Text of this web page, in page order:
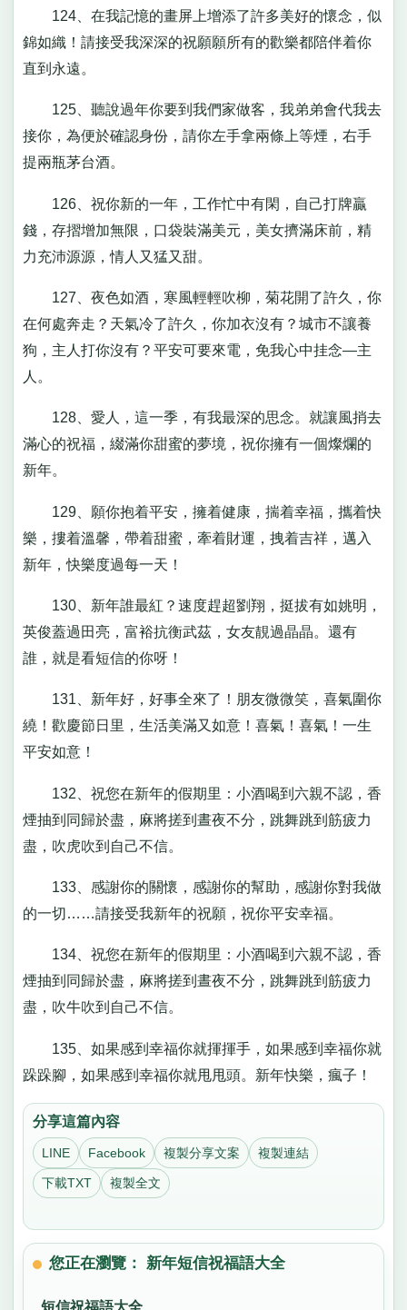
124、在我記憶的畫屏上增添了許多美好的懷念，似
錦如織！請接受我深深的祝願願所有的歡樂都陪伴着你
直到永遠。
125、聽說過年你要到我們家做客，我弟弟會代我去
接你，為便於確認身份，請你左手拿兩條上等煙，右手
提兩瓶茅台酒。
126、祝你新的一年，工作忙中有閑，自己打牌贏
錢，存摺增加無限，口袋裝滿美元，美女擠滿床前，精
力充沛源源，情人又猛又甜。
127、夜色如酒，寒風輕輕吹柳，菊花開了許久，你
在何處奔走？天氣冷了許久，你加衣沒有？城市不讓養
狗，主人打你沒有？平安可要來電，免我心中挂念—主
人。
128、愛人，這一季，有我最深的思念。就讓風捎去
滿心的祝福，綴滿你甜蜜的夢境，祝你擁有一個燦爛的
新年。
129、願你抱着平安，擁着健康，揣着幸福，攜着快
樂，摟着溫馨，帶着甜蜜，牽着財運，拽着吉祥，邁入
新年，快樂度過每一天！
130、新年誰最紅？速度趕超劉翔，挺拔有如姚明，
英俊蓋過田亮，富裕抗衡武茲，女友靚過晶晶。還有
誰，就是看短信的你呀！
131、新年好，好事全來了！朋友微微笑，喜氣圍你
繞！歡慶節日里，生活美滿又如意！喜氣！喜氣！一生
平安如意！
132、祝您在新年的假期里：小酒喝到六親不認，香
煙抽到同歸於盡，麻將搓到晝夜不分，跳舞跳到筋疲力
盡，吹虎吹到自己不信。
133、感謝你的關懷，感謝你的幫助，感謝你對我做
的一切……請接受我新年的祝願，祝你平安幸福。
134、祝您在新年的假期里：小酒喝到六親不認，香
煙抽到同歸於盡，麻將搓到晝夜不分，跳舞跳到筋疲力
盡，吹牛吹到自己不信。
135、如果感到幸福你就揮揮手，如果感到幸福你就
跺跺腳，如果感到幸福你就甩甩頭。新年快樂，瘋子！
分享這篇內容
LINE Facebook 複製分享文案 複製連結
下載TXT 複製全文
您正在瀏覽： 新年短信祝福語大全
短信祝福語大全